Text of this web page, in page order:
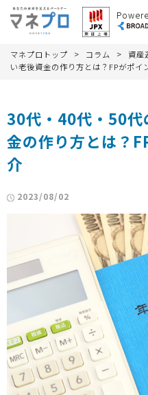
マネプロトップ > コラム > 資産
い老後資金の作り方とは？FPがポイ
30代・40代・50代
金の作り方とは？
介
2023/08/02